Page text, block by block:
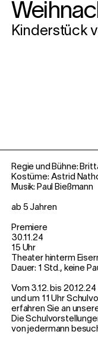
Kinderstück
Regie und Bühne:
Kostüme: Astrid
Musik: Paul Bießmann
ab 5 Jahren
Premiere
30.11.24
15 Uhr
Theater hinterm
Dauer: 1 Std., keine
Vom 3.12. bis
und um 11 Uhr
erfahren Sie an
Die
von jedermann